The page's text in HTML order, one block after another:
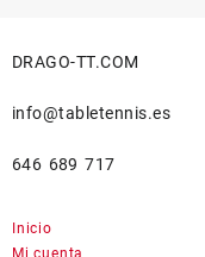
DRAGO-TT.COM
info@tabletennis.es
646 689 717
Inicio
Mi cuenta